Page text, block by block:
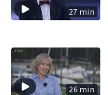
27 min
26 min